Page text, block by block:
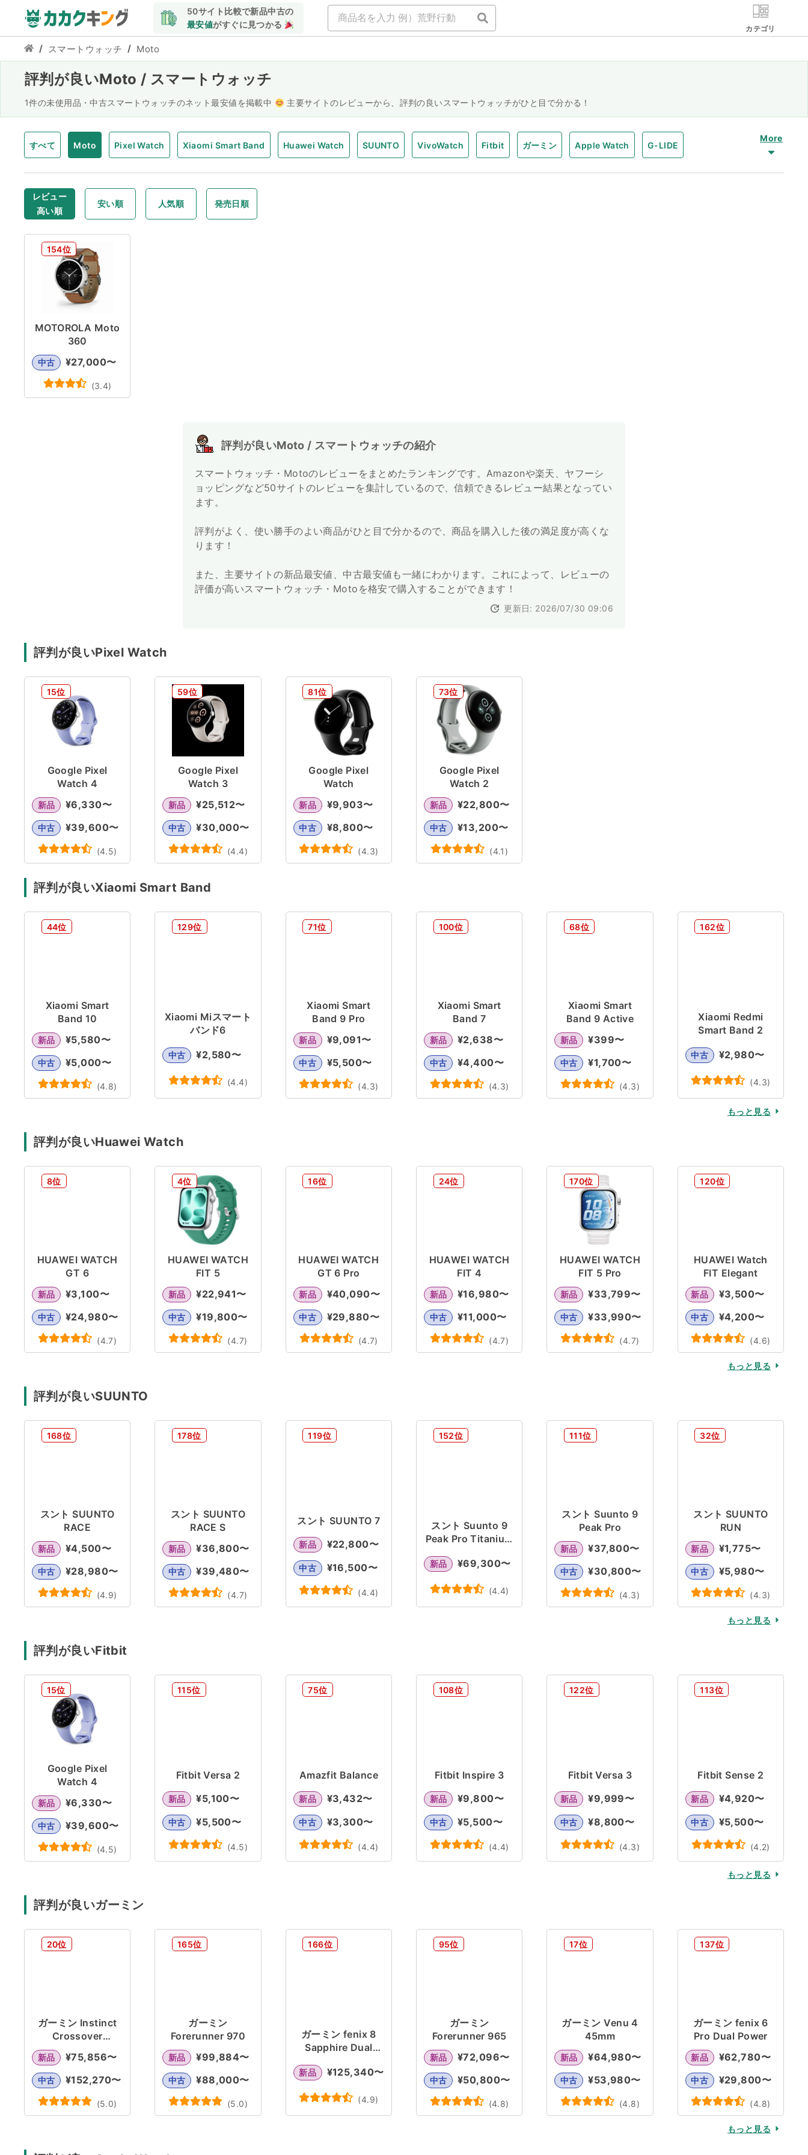
50サイト比較で新品中古の
最安値がすぐに見つかる カテゴリ
/ スマートウォッチ / Moto
評判が良いMoto / スマートウォッチ
1件の未使用品・中古スマートウォッチのネット最安値を掲載中 主要サイトのレビューから、評判の良いスマートウォッチがひと目で分かる！
すべて Moto Pixel Watch Xiaomi Smart Band Huawei Watch SUUNTO VivoWatch Fitbit ガーミン Apple Watch G-LIDE
More
レビュー
高い順
安い順 人気順 発売日順
154位
MOTOROLA Moto
360
中古 ¥27,000〜
(3.4)
評判が良いMoto / スマートウォッチの紹介
スマートウォッチ・Motoのレビューをまとめたランキングです。Amazonや楽天、ヤフーシ
ョッピングなど50サイトのレビューを集計しているので、信頼できるレビュー結果となってい
ます。
評判がよく、使い勝手のよい商品がひと目で分かるので、商品を購入した後の満足度が高くな
ります！
また、主要サイトの新品最安値、中古最安値も一緒にわかります。これによって、レビューの
評価が高いスマートウォッチ・Motoを格安で購入することができます！
更新日: 2026/07/30 09:06
評判が良いPixel Watch
15位
Google Pixel
Watch 4
新品 ¥6,330〜
中古 ¥39,600〜
(4.5)
59位
Google Pixel
Watch 3
新品 ¥25,512〜
中古 ¥30,000〜
(4.4)
81位
Google Pixel
Watch
新品 ¥9,903〜
中古 ¥8,800〜
(4.3)
73位
Google Pixel
Watch 2
新品 ¥22,800〜
中古 ¥13,200〜
(4.1 )
評判が良いXiaomi Smart Band
44位
Xiaomi Smart
Band 10
新品 ¥5,580〜
中古 ¥5,000〜
(4.8)
129位
Xiaomi Miスマート
バンド6
中古 ¥2,580〜
(4.4)
71位
Xiaomi Smart
Band 9 Pro
新品 ¥9,091〜
中古 ¥5,500〜
(4.3)
100位
Xiaomi Smart
Band 7
新品 ¥2,638〜
中古 ¥4,400〜
(4.3)
68位
Xiaomi Smart
Band 9 Active
新品 ¥399〜
中古 ¥1,700〜
(4.3)
162位
Xiaomi Redmi
Smart Band 2
中古 ¥2,980〜
(4.3)
もっと見る
評判が良いHuawei Watch
8位
HUAWEI WATCH
GT 6
新品 ¥3,100〜
中古 ¥24,980〜
(4.7)
4位
HUAWEI WATCH
FIT 5
新品 ¥22,941〜
中古 ¥19,800〜
(4.7)
16位
HUAWEI WATCH
GT 6 Pro
新品 ¥40,090〜
中古 ¥29,880〜
(4.7)
24位
HUAWEI WATCH
FIT 4
新品 ¥16,980〜
中古 ¥11,000〜
(4.7)
170位
HUAWEI WATCH
FIT 5 Pro
新品 ¥33,799〜
中古 ¥33,990〜
(4.7)
120位
HUAWEI Watch
FIT Elegant
新品 ¥3,500〜
中古 ¥4,200〜
(4.6)
もっと見る
評判が良いSUUNTO
168位
スント SUUNTO
RACE
新品 ¥4,500〜
中古 ¥28,980〜
(4.9)
178位
スント SUUNTO
RACE S
新品 ¥36,800〜
中古 ¥39,480〜
(4.7)
119位
スント SUUNTO 7
新品 ¥22,800〜
中古 ¥16,500〜
(4.4)
152位
スント Suunto 9
Peak Pro Titanium
新品 ¥69,300〜
(4.4)
111位
スント Suunto 9
Peak Pro
新品 ¥37,800〜
中古 ¥30,800〜
(4.3)
32位
スント SUUNTO
RUN
新品 ¥1,775〜
中古 ¥5,980〜
(4.3)
もっと見る
評判が良いFitbit
15位
Google Pixel
Watch 4
新品 ¥6,330〜
中古 ¥39,600〜
(4.5)
115位
Fitbit Versa 2
新品 ¥5,100〜
中古 ¥5,500〜
(4.5)
75位
Amazfit Balance
新品 ¥3,432〜
中古 ¥3,300〜
(4.4)
108位
Fitbit Inspire 3
新品 ¥9,800〜
中古 ¥5,500〜
(4.4)
122位
Fitbit Versa 3
新品 ¥9,999〜
中古 ¥8,800〜
(4.3)
113位
Fitbit Sense 2
新品 ¥4,920〜
中古 ¥5,500〜
(4.2)
もっと見る
評判が良いガーミン
20位
ガーミン Instinct
Crossover
AMOLED
新品 ¥75,856〜
中古 ¥152,270〜
(5.0)
165位
ガーミン
Forerunner 970
新品 ¥99,884〜
中古 ¥88,000〜
(5.0)
166位
ガーミン fenix 8
Sapphire Dual
新品 ¥125,340〜
(4.9)
95位
ガーミン
Forerunner 965
新品 ¥72,096〜
中古 ¥50,800〜
(4.8)
17位
ガーミン Venu 4
45mm
新品 ¥64,980〜
中古 ¥53,980〜
(4.8)
137位
ガーミン fenix 6
Pro Dual Power
新品 ¥62,780〜
中古 ¥29,800〜
(4.8)
もっと見る